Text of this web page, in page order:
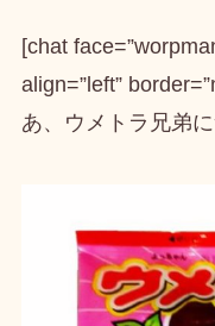
[chat
align=”left”
あ、ウメトラ兄弟